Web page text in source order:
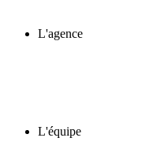
L'agence
L'équipe